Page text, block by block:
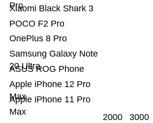
Apple iPhone 11 Pro
Max
Apple iPhone 12 Pro
Max
ASUS ROG Phone
Samsung Galaxy Note
20 Ultra
OnePlus 8 Pro
POCO F2 Pro
Xiaomi Black Shark 3
Pro
2000 3000